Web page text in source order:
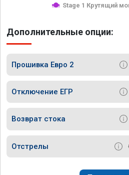
Stage 1 Крутящий
Дополнительные опции:
Прошивка Евро 2
Отключение ЕГР
Возврат стока
Отстрелы